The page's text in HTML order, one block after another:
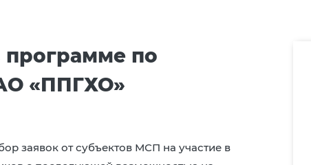
программе по
«ППГХО»
заявок от субъектов МСП на участие в